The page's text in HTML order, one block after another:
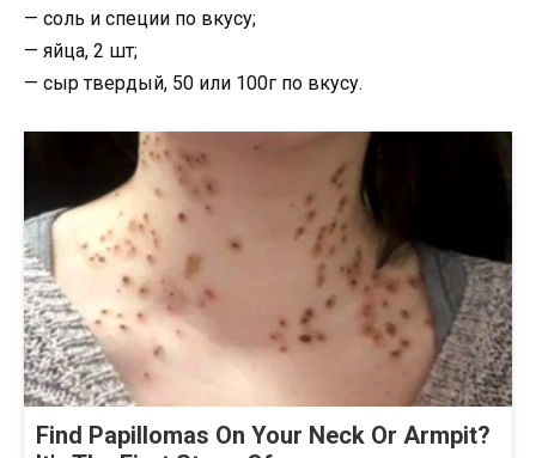
— соль и специи по вкусу;
— яйца, 2 шт;
— сыр твердый, 50 или 100г по вкусу.
Find Papillomas On Your Neck Or Armpit?